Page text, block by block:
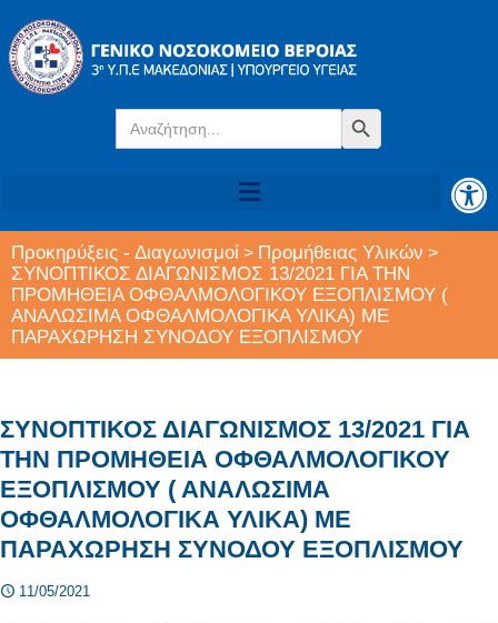
Search
for:
Search Button
Προκηρύξεις - Διαγωνισμοί > Προμήθειας Υλικών >
ΣΥΝΟΠΤΙΚΟΣ ΔΙΑΓΩΝΙΣΜΟΣ 13/2021 ΓΙΑ ΤΗΝ
ΠΡΟΜΗΘΕΙΑ ΟΦΘΑΛΜΟΛΟΓΙΚΟΥ ΕΞΟΠΛΙΣΜΟΥ (
ΑΝΑΛΩΣΙΜΑ ΟΦΘΑΛΜΟΛΟΓΙΚΑ ΥΛΙΚΑ) ΜΕ
ΠΑΡΑΧΩΡΗΣΗ ΣΥΝΟΔΟΥ ΕΞΟΠΛΙΣΜΟΥ
ΣΥΝΟΠΤΙΚΟΣ ΔΙΑΓΩΝΙΣΜΟΣ 13/2021 ΓΙΑ
ΤΗΝ ΠΡΟΜΗΘΕΙΑ ΟΦΘΑΛΜΟΛΟΓΙΚΟΥ
ΕΞΟΠΛΙΣΜΟΥ ( ΑΝΑΛΩΣΙΜΑ
ΟΦΘΑΛΜΟΛΟΓΙΚΑ ΥΛΙΚΑ) ΜΕ
ΠΑΡΑΧΩΡΗΣΗ ΣΥΝΟΔΟΥ ΕΞΟΠΛΙΣΜΟΥ
11/05/2021